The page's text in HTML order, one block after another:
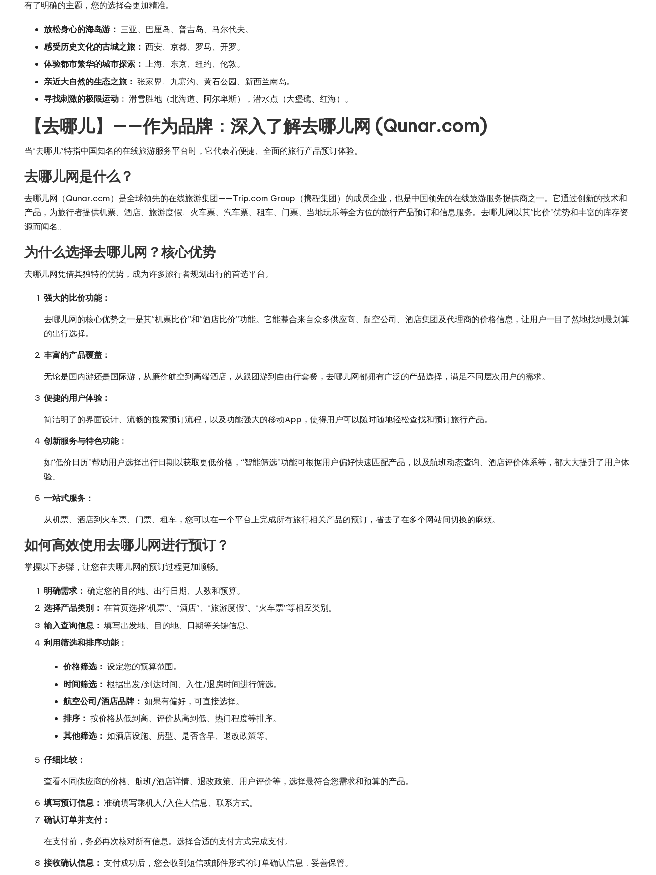
有了明确的主题，您的选择会更加精准。
放松身心的海岛游： 三亚、巴厘岛、普吉岛、马尔代夫。
感受历史文化的古城之旅： 西安、京都、罗马、开罗。
体验都市繁华的城市探索： 上海、东京、纽约、伦敦。
亲近大自然的生态之旅： 张家界、九寨沟、黄石公园、新西兰南岛。
寻找刺激的极限运动： 滑雪胜地（北海道、阿尔卑斯），潜水点（大堡礁、红海）。
【去哪儿】——作为品牌：深入了解去哪儿网 (Qunar.com)
当“去哪儿”特指中国知名的在线旅游服务平台时，它代表着便捷、全面的旅行产品预订体验。
去哪儿网是什么？
去哪儿网（Qunar.com）是全球领先的在线旅游集团——Trip.com Group（携程集团）的成员企业，也是中国领先的在线旅游服务提供商之一。它通过创新的技术和
产品，为旅行者提供机票、酒店、旅游度假、火车票、汽车票、租车、门票、当地玩乐等全方位的旅行产品预订和信息服务。去哪儿网以其“比价”优势和丰富的库存资
源而闻名。
为什么选择去哪儿网？核心优势
去哪儿网凭借其独特的优势，成为许多旅行者规划出行的首选平台。
强大的比价功能：
去哪儿网的核心优势之一是其“机票比价”和“酒店比价”功能。它能整合来自众多供应商、航空公司、酒店集团及代理商的价格信息，让用户一目了然地找到最划算
的出行选择。
丰富的产品覆盖：
无论是国内游还是国际游，从廉价航空到高端酒店，从跟团游到自由行套餐，去哪儿网都拥有广泛的产品选择，满足不同层次用户的需求。
便捷的用户体验：
简洁明了的界面设计、流畅的搜索预订流程，以及功能强大的移动App，使得用户可以随时随地轻松查找和预订旅行产品。
创新服务与特色功能：
如“低价日历”帮助用户选择出行日期以获取更低价格，“智能筛选”功能可根据用户偏好快速匹配产品，以及航班动态查询、酒店评价体系等，都大大提升了用户体
验。
一站式服务：
从机票、酒店到火车票、门票、租车，您可以在一个平台上完成所有旅行相关产品的预订，省去了在多个网站间切换的麻烦。
如何高效使用去哪儿网进行预订？
掌握以下步骤，让您在去哪儿网的预订过程更加顺畅。
明确需求： 确定您的目的地、出行日期、人数和预算。
选择产品类别： 在首页选择“机票”、“酒店”、“旅游度假”、“火车票”等相应类别。
输入查询信息： 填写出发地、目的地、日期等关键信息。
利用筛选和排序功能：
价格筛选： 设定您的预算范围。
时间筛选： 根据出发/到达时间、入住/退房时间进行筛选。
航空公司/酒店品牌： 如果有偏好，可直接选择。
排序： 按价格从低到高、评价从高到低、热门程度等排序。
其他筛选： 如酒店设施、房型、是否含早、退改政策等。
仔细比较：
查看不同供应商的价格、航班/酒店详情、退改政策、用户评价等，选择最符合您需求和预算的产品。
填写预订信息： 准确填写乘机人/入住人信息、联系方式。
确认订单并支付：
在支付前，务必再次核对所有信息。选择合适的支付方式完成支付。
接收确认信息： 支付成功后，您会收到短信或邮件形式的订单确认信息，妥善保管。